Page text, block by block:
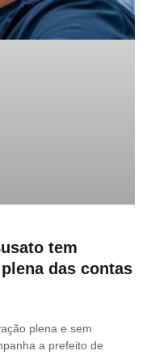
tem
das contas
plena e sem
a prefeito de